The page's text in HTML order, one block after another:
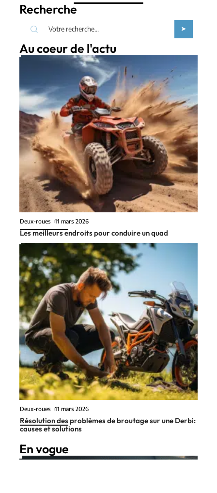
Recherche
Au coeur de l'actu
Deux-roues 11 mars 2026
Les meilleurs endroits pour conduire un quad
Deux-roues 11 mars 2026
Résolution des problèmes de broutage sur une Derbi:
causes et solutions
En vogue